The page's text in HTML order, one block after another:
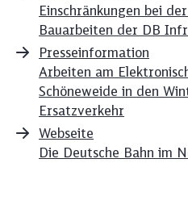
Einschränkungen bei
Bauarbeiten der DB
Presseinformation
Arbeiten am
Schöneweide in den
Ersatzverkehr
Webseite
Die Deutsche Bahn im